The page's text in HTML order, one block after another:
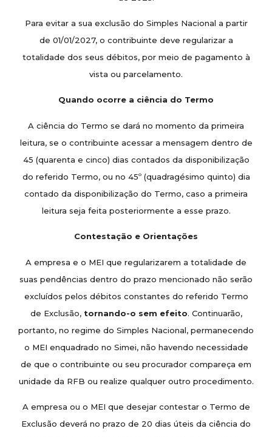
Para evitar a sua exclusão do Simples Nacional a partir
de 01/01/2027, o contribuinte deve regularizar a
totalidade dos seus débitos, por meio de pagamento à
vista ou parcelamento.
Quando ocorre a ciência do Termo
A ciência do Termo se dará no momento da primeira
leitura, se o contribuinte acessar a mensagem dentro de
45 (quarenta e cinco) dias contados da disponibilização
do referido Termo, ou no 45º (quadragésimo quinto) dia
contado da disponibilização do Termo, caso a primeira
leitura seja feita posteriormente a esse prazo.
Contestação e Orientações
A empresa e o MEI que regularizarem a totalidade de
suas pendências dentro do prazo mencionado não serão
excluídos pelos débitos constantes do referido Termo
de Exclusão, tornando-o sem efeito. Continuarão,
portanto, no regime do Simples Nacional, permanecendo
o MEI enquadrado no Simei, não havendo necessidade
de que o contribuinte ou seu procurador compareça em
unidade da RFB ou realize qualquer outro procedimento.
A empresa ou o MEI que desejar contestar o Termo de
Exclusão deverá no prazo de 20 dias úteis da ciência do